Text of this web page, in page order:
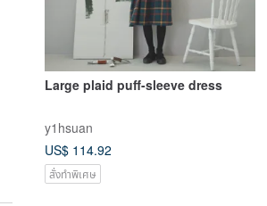
Large plaid puff-sleeve dress
y1hsuan
US$ 114.92
สั่งทำพิเศษ